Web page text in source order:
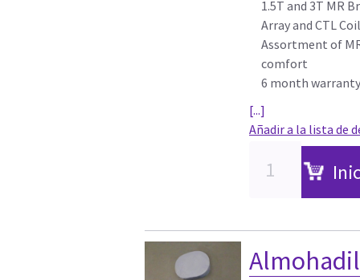
1.5T and 3T MR
Array and CTL
Assortment of
comfort
6 month warranty
[...]
Añadir a la lista de